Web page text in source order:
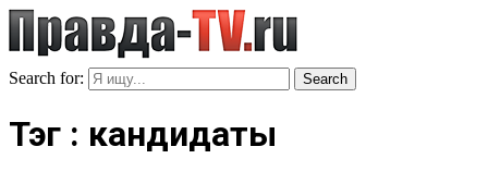
Search for: Search
Тэг : кандидаты